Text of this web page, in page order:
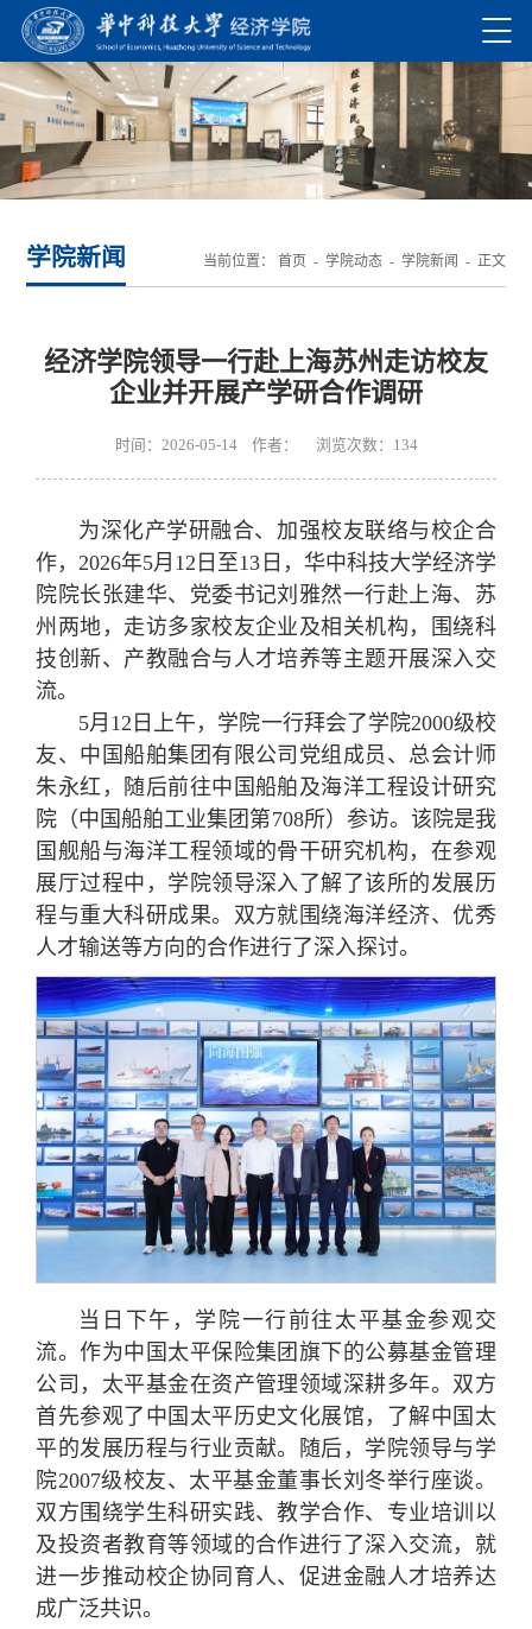
学院新闻 当前位置： 首页 - 学院动态- 学院新闻 - 正文
经济学院领导一行赴上海苏州走访校友
企业并开展产学研合作调研
时间：2026-05-14 作者： 浏览次数： 134
为深化产学研融合、加强校友联络与校企合
作，2026年5月12日至13日，华中科技大学经济学
院院长张建华、党委书记刘雅然一行赴上海、苏
州两地，走访多家校友企业及相关机构，围绕科
技创新、产教融合与人才培养等主题开展深入交
流。
5月12日上午，学院一行拜会了学院2000级校
友、中国船舶集团有限公司党组成员、总会计师
朱永红，随后前往中国船舶及海洋工程设计研究
院（中国船舶工业集团第708所）参访。该院是我
国舰船与海洋工程领域的骨干研究机构，在参观
展厅过程中，学院领导深入了解了该所的发展历
程与重大科研成果。双方就围绕海洋经济、优秀
人才输送等方向的合作进行了深入探讨。
当日下午，学院一行前往太平基金参观交
流。作为中国太平保险集团旗下的公募基金管理
公司，太平基金在资产管理领域深耕多年。双方
首先参观了中国太平历史文化展馆，了解中国太
平的发展历程与行业贡献。随后，学院领导与学
院2007级校友、太平基金董事长刘冬举行座谈。
双方围绕学生科研实践、教学合作、专业培训以
及投资者教育等领域的合作进行了深入交流，就
进一步推动校企协同育人、促进金融人才培养达
成广泛共识。